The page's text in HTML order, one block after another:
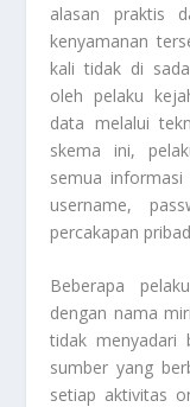
alasan praktis
kenyamanan
kali tidak di
oleh pelaku
data melalui
skema ini,
semua informasi
username,
percakapan
Beberapa
dengan nama
tidak menyadari
sumber yang
setiap aktivitas